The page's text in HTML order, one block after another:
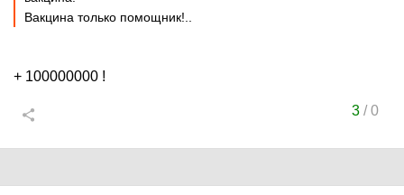
Вакцина только помощник!..
+ 100000000 !
3/0